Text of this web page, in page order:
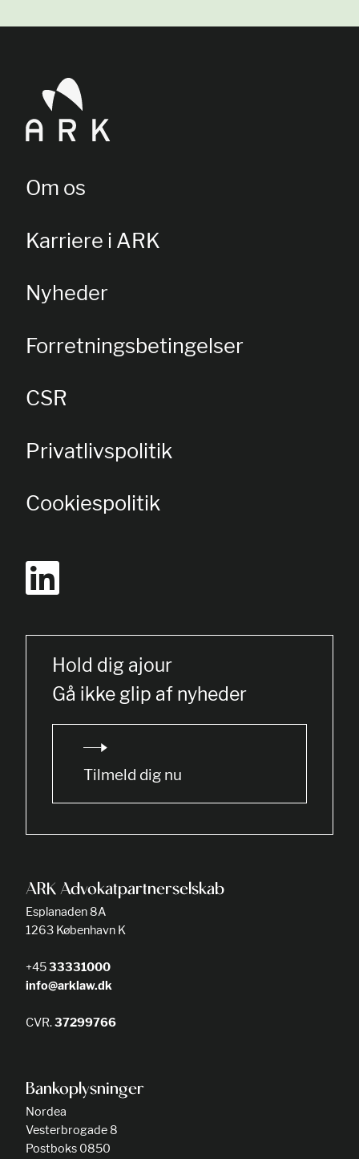
Om os
Karriere i ARK
Nyheder
Forretningsbetingelser
CSR
Privatlivspolitik
Cookiespolitik
Hold dig ajour
Gå ikke glip af nyheder
Tilmeld dig nu
ARK Advokatpartnerselskab
Esplanaden 8A
1263 København K
+4533331000
info@arklaw.dk
CVR.37299766
Bankoplysninger
Nordea
Vesterbrogade 8
Postboks 0850